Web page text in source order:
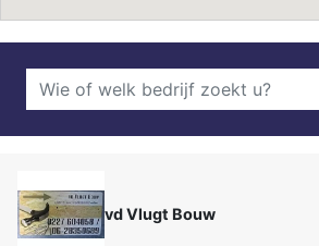
vd Vlugt Bouw